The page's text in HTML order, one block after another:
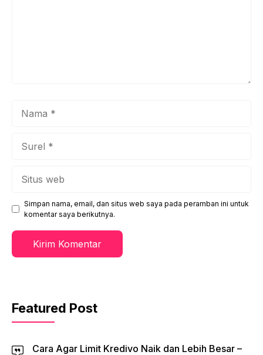
Simpan nama, email, dan situs web saya pada peramban ini untuk
komentar saya berikutnya.
Featured Post
Cara Agar Limit Kredivo Naik dan Lebih Besar –